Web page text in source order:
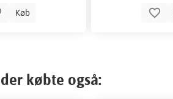
Køb
købte også: